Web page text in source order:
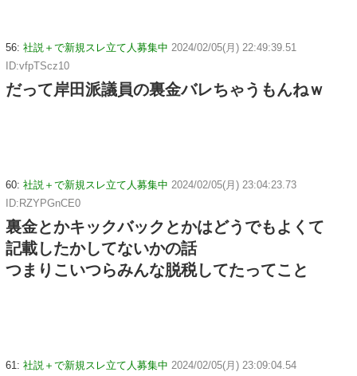
56: 社説＋で新規スレ立て人募集中 2024/02/05(月) 22:49:39.51
ID:vfpTScz10
だって岸田派議員の裏金バレちゃうもんねｗ
60: 社説＋で新規スレ立て人募集中 2024/02/05(月) 23:04:23.73
ID:RZYPGnCE0
裏金とかキックバックとかはどうでもよくて
記載したかしてないかの話
つまりこいつらみんな脱税してたってこと
61: 社説＋で新規スレ立て人募集中 2024/02/05(月) 23:09:04.54